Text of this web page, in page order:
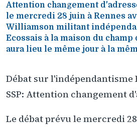
Attention changement
le mercredi 28 juin à Rennes
Williamson militant
Ecossais à la maison du champ
aura lieu le même jour à la
Débat sur l'indépendantisme
SSP: Attention changement
Le débat prévu le mercredi